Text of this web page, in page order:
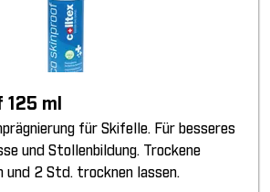
ml
für Skifelle. Für besseres
und Stollenbildung. Trockene
und 2 Std. trocknen lassen.